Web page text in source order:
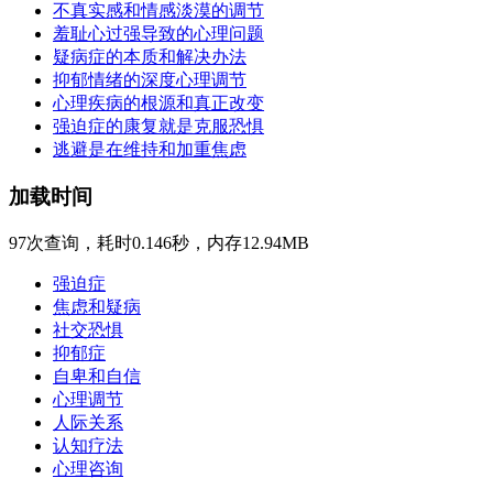
不真实感和情感淡漠的调节
羞耻心过强导致的心理问题
疑病症的本质和解决办法
抑郁情绪的深度心理调节
心理疾病的根源和真正改变
强迫症的康复就是克服恐惧
逃避是在维持和加重焦虑
加载时间
97次查询，耗时0.146秒，内存12.94MB
强迫症
焦虑和疑病
社交恐惧
抑郁症
自卑和自信
心理调节
人际关系
认知疗法
心理咨询